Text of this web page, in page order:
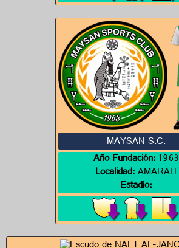
MAYSAN S.C.
Año Fundación:1963
Localidad:AMARAH
Estadio: